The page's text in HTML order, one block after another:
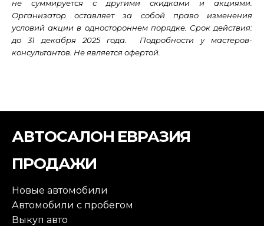
не суммируется с другими скидками и акциями.
Организатор оставляет за собой право изменения
условий акции в одностороннем порядке. Срок действия:
до 31 декабря 2025 года. Подробности у мастеров-
консультантов. Не является офертой.
АВТОСАЛОН ЕВРАЗИЯ
ПРОДАЖИ
Новые автомобили
Автомобили с пробегом
Выкуп авто